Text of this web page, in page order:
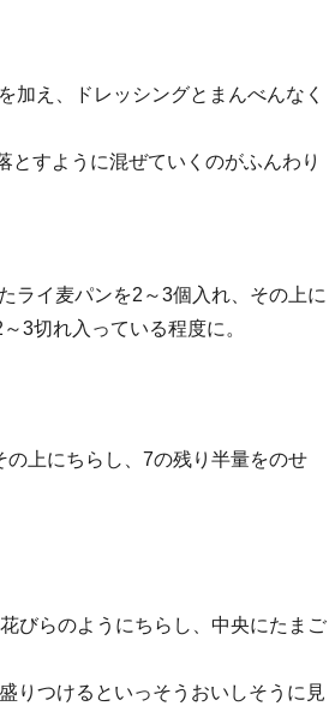
加え、ドレッシングとまんべんなく
とすように混ぜていくのがふんわり
ライ麦パンを2～3個入れ、その上に
3切れ入っている程度に。
上にちらし、7の残り半量をのせ
びらのようにちらし、中央にたまご
りつけるといっそうおいしそうに見